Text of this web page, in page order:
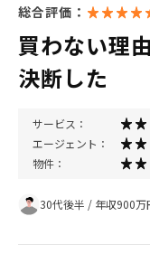
総合評価：
買わない理
決断した
サービス：
エージェント：
物件：
30代後半 / 年収900万